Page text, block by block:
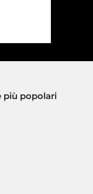
più popolari